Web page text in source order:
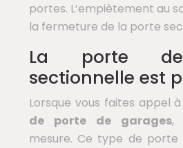
portes. L’empiètement au
la fermeture de la porte
La porte
sectionnelle est
Lorsque vous faites appel
de porte de garages,
mesure. Ce type de